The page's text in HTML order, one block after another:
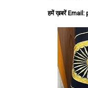
हमें ख़बरें Email: